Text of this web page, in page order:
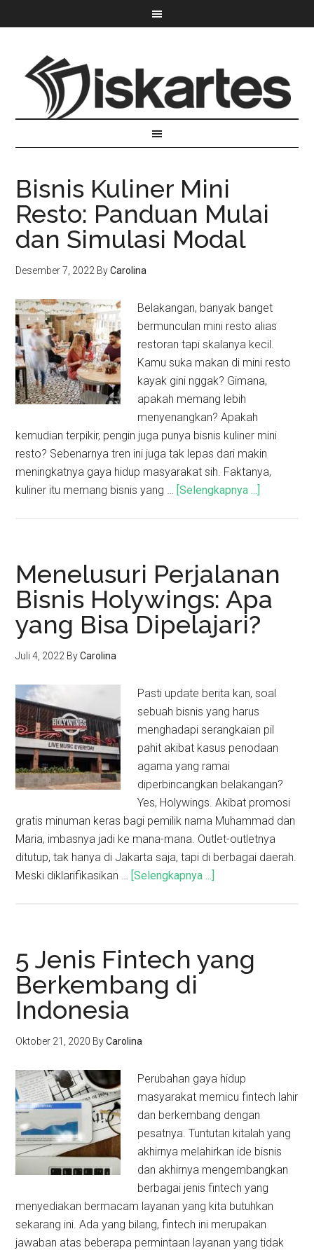
Bisnis Kuliner Mini
Resto: Panduan Mulai
dan Simulasi Modal
Desember 7, 2022 ByCarolina
Belakangan, banyak banget
bermunculan mini resto alias
restoran tapi skalanya kecil.
Kamu suka makan di mini resto
kayak gini nggak? Gimana,
apakah memang lebih
menyenangkan? Apakah
kemudian terpikir, pengin juga punya bisnis kuliner mini
resto? Sebenarnya tren ini juga tak lepas dari makin
meningkatnya gaya hidup masyarakat sih. Faktanya,
kuliner itu memang bisnis yang … [Selengkapnya ...]
Menelusuri Perjalanan
Bisnis Holywings: Apa
yang Bisa Dipelajari?
Juli 4, 2022 ByCarolina
Pasti update berita kan, soal
sebuah bisnis yang harus
menghadapi serangkaian pil
pahit akibat kasus penodaan
agama yang ramai
diperbincangkan belakangan?
Yes, Holywings. Akibat promosi
gratis minuman keras bagi pemilik nama Muhammad dan
Maria, imbasnya jadi ke mana-mana. Outlet-outletnya
ditutup, tak hanya di Jakarta saja, tapi di berbagai daerah.
Meski diklarifikasikan … [Selengkapnya ...]
5 Jenis Fintech yang
Berkembang di
Indonesia
Oktober 21, 2020 ByCarolina
Perubahan gaya hidup
masyarakat memicu fintech lahir
dan berkembang dengan
pesatnya. Tuntutan kitalah yang
akhirnya melahirkan ide bisnis
dan akhirnya mengembangkan
berbagai jenis fintech yang
menyediakan bermacam layanan yang kita butuhkan
sekarang ini. Ada yang bilang, fintech ini merupakan
jawaban atas beberapa permintaan layanan yang tidak